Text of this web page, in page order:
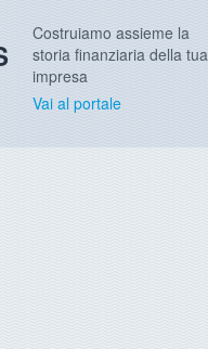
Costruiamo assieme la
storia finanziaria della tua
impresa
Vai al portale